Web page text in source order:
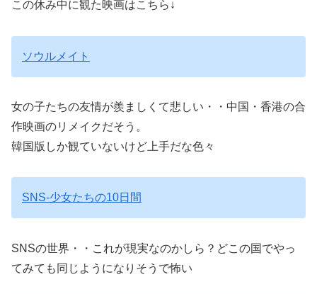
この休み中に観た映画はこちら↓
ソウルメイト
女の子たちの友情が羨ましくて悲しい・・中国・香港の合
作映画のリメイクだそう。
韓国版しか観ていないけど上手だな色々
SNS-少女たちの10日間
SNSの世界・・これが現実なのかしら？どこの国でやっ
てみても同じようになりそうで怖い